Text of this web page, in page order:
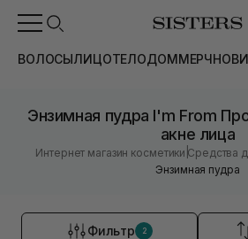
ВОЛОСЫЛИЦОТЕЛОДОММЕРЧ
Энзимная пудра I'm From
акне лица
Интернет магазин косметики |Средства
Энзимная пудра
Фильтр 2